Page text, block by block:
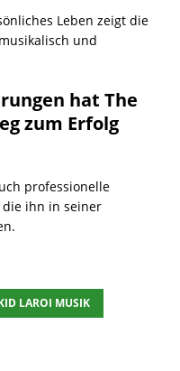
Leben zeigt die
und
hat The
zum Erfolg
professionelle
ihn in seiner
LAROI MUSIK